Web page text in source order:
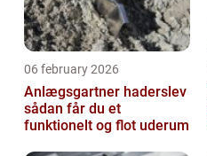
06 february 2026
Anlægsgartner haderslev
sådan får du et
funktionelt og flot uderum